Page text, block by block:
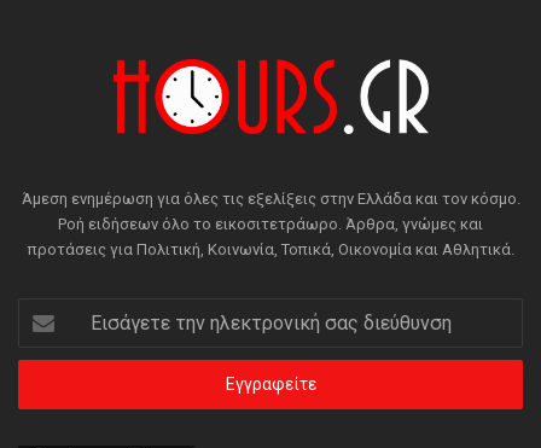
Άμεση ενημέρωση για όλες τις εξελίξεις στην Ελλάδα και τον κόσμο.
Ροή ειδήσεων όλο το εικοσιτετράωρο. Άρθρα, γνώμες και
προτάσεις για Πολιτική, Κοινωνία, Τοπικά, Οικονομία και Αθλητικά.
την
ηλεκτρονική
διεύθυνση